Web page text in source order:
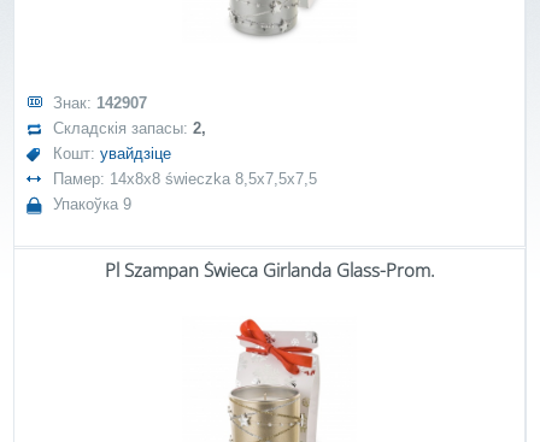
Знак: 142907
Складскія запасы:2,
Кошт:увайдзіце
Памер: 14x8x8 świeczka 8,5x7,5x7,5
Упакоўка 9
Pl Szampan Świeca Girlanda Glass-Prom.